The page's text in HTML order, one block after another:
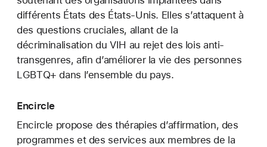
différents États des États-Unis. Elles s’attaquent à
des questions cruciales, allant de la
décriminalisation du VIH au rejet des lois anti-
transgenres, afin d’améliorer la vie des personnes
LGBTQ+ dans l’ensemble du pays.
Encircle
Encircle propose des thérapies d’affirmation, des
programmes et des services aux membres de la